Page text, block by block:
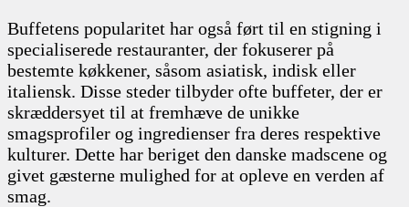
Buffetens popularitet har også ført til en stigning i
specialiserede restauranter, der fokuserer på
bestemte køkkener, såsom asiatisk, indisk eller
italiensk. Disse steder tilbyder ofte buffeter, der er
skræddersyet til at fremhæve de unikke
smagsprofiler og ingredienser fra deres respektive
kulturer. Dette har beriget den danske madscene og
givet gæsterne mulighed for at opleve en verden af
smag.